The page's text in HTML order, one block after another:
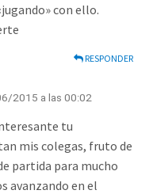
con ello.
RESPONDER
2015 a las 00:02
tu
mis colegas, fruto de
partida para mucho
avanzando en el